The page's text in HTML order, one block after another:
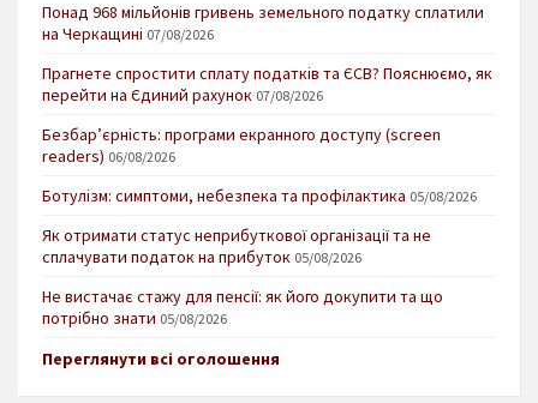
Понад 968 мільйонів гривень земельного податку сплатили
на Черкащині 07/08/2026
Прагнете спростити сплату податків та ЄСВ? Пояснюємо, як
перейти на Єдиний рахунок 07/08/2026
Безбар’єрність: програми екранного доступу (screen
readers) 06/08/2026
Ботулізм: симптоми, небезпека та профілактика 05/08/2026
Як отримати статус неприбуткової організації та не
сплачувати податок на прибуток 05/08/2026
Не вистачає стажу для пенсії: як його докупити та що
потрібно знати 05/08/2026
Переглянути всі оголошення